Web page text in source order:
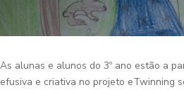
As alunas e alunos do 3º ano estão a
efusiva e criativa no projeto eTwinning